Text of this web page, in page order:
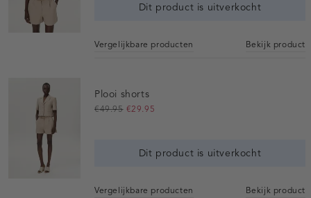
Dit product is uitverkocht
Vergelijkbare producten Bekijk product
Plooi shorts
€49.95 €29.95
Dit product is uitverkocht
Vergelijkbare producten Bekijk product